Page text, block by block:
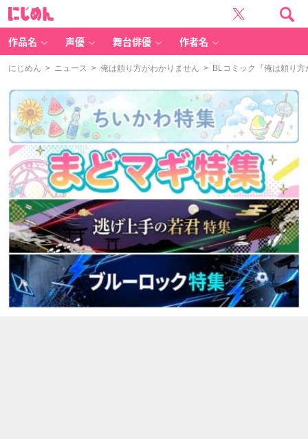
作品名 声優 舞台俳優 作者名
にじめん > ニュース > 俺は頼り方がわかりません > BLコミック『俺は頼り方